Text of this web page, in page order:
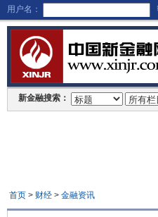
用户名：
新金融搜索：
首页> 财经> 金融资讯